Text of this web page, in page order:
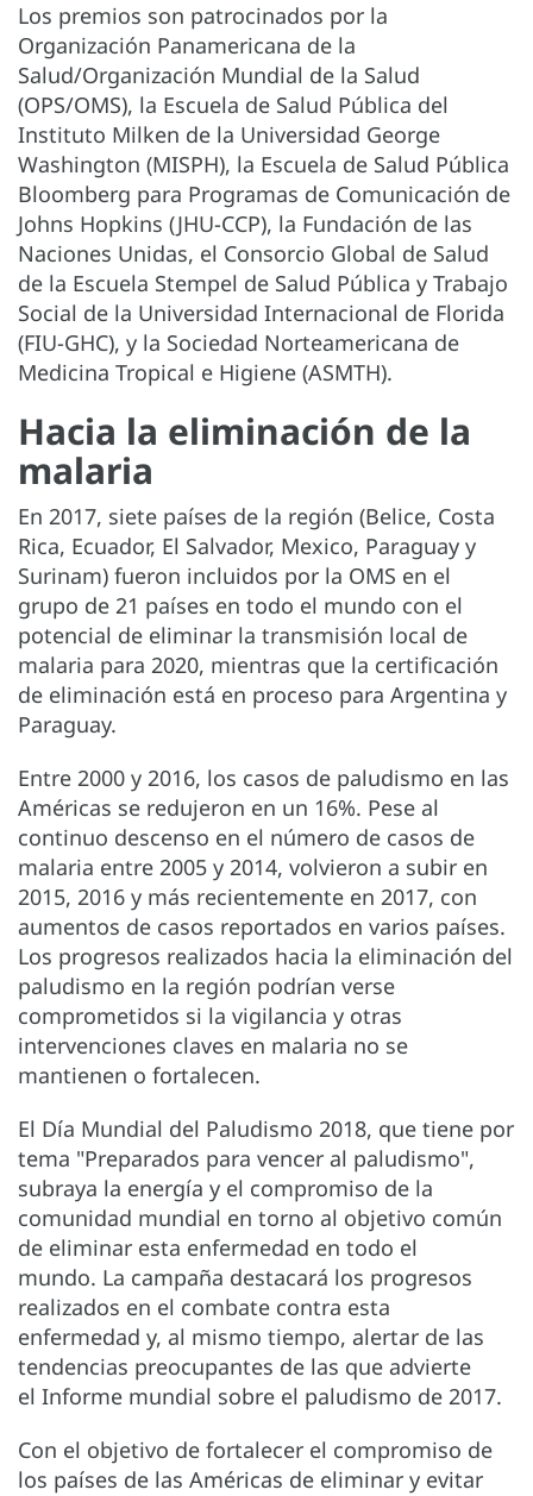
Los premios son patrocinados por la
Organización Panamericana de la
Salud/Organización Mundial de la Salud
(OPS/OMS), la Escuela de Salud Pública del
Instituto Milken de la Universidad George
Washington (MISPH), la Escuela de Salud Pública
Bloomberg para Programas de Comunicación de
Johns Hopkins (JHU-CCP), la Fundación de las
Naciones Unidas, el Consorcio Global de Salud
de la Escuela Stempel de Salud Pública y Trabajo
Social de la Universidad Internacional de Florida
(FIU-GHC), y la Sociedad Norteamericana de
Medicina Tropical e Higiene (ASMTH).
Hacia la eliminación de la
malaria
En 2017, siete países de la región (Belice, Costa
Rica, Ecuador, El Salvador, Mexico, Paraguay y
Surinam) fueron incluidos por la OMS en el
grupo de 21 países en todo el mundo con el
potencial de eliminar la transmisión local de
malaria para 2020, mientras que la certificación
de eliminación está en proceso para Argentina y
Paraguay.
Entre 2000 y 2016, los casos de paludismo en las
Américas se redujeron en un 16%. Pese al
continuo descenso en el número de casos de
malaria entre 2005 y 2014, volvieron a subir en
2015, 2016 y más recientemente en 2017, con
aumentos de casos reportados en varios países.
Los progresos realizados hacia la eliminación del
paludismo en la región podrían verse
comprometidos si la vigilancia y otras
intervenciones claves en malaria no se
mantienen o fortalecen.
El Día Mundial del Paludismo 2018, que tiene por
tema "Preparados para vencer al paludismo",
subraya la energía y el compromiso de la
comunidad mundial en torno al objetivo común
de eliminar esta enfermedad en todo el
mundo. La campaña destacará los progresos
realizados en el combate contra esta
enfermedad y, al mismo tiempo, alertar de las
tendencias preocupantes de las que advierte
el Informe mundial sobre el paludismo de 2017.
Con el objetivo de fortalecer el compromiso de
los países de las Américas de eliminar y evitar